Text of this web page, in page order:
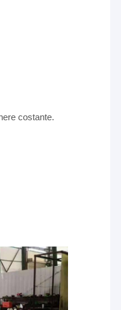
costante.